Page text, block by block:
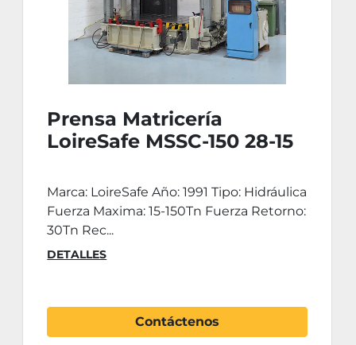
Prensa Matricería
LoireSafe MSSC-150 28-15
Marca: LoireSafe Año: 1991 Tipo: Hidráulica
Fuerza Maxima: 15-150Tn Fuerza Retorno:
30Tn Rec...
DETALLES
Contáctenos